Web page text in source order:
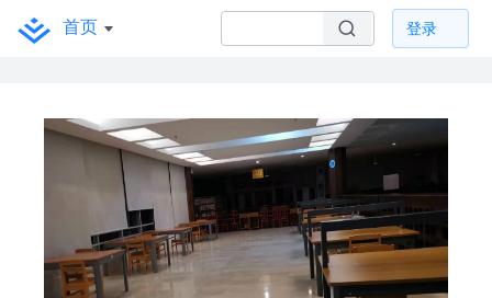
首页 登录